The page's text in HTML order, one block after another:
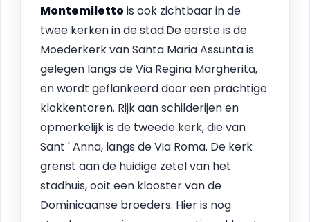
Montemilettois ook zichtbaar in de
twee kerken in de stad.De eerste is de
Moederkerk van Santa Maria Assunta is
gelegen langs de Via Regina Margherita,
en wordt geflankeerd door een prachtige
klokkentoren. Rijk aan schilderijen en
opmerkelijk is de tweede kerk, die van
Sant ' Anna, langs de Via Roma. De kerk
grenst aan de huidige zetel van het
stadhuis, ooit een klooster van de
Dominicaanse broeders. Hier is nog